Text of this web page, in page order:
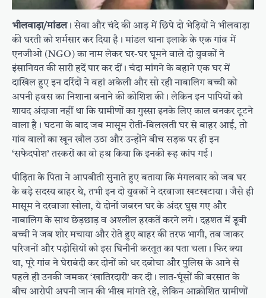
भीलवाड़ा/मांडल। सेवा और चंदे की आड़ में छिपे दो भेड़ियों ने भीलवाड़ा
की धरती को शर्मसार कर दिया है। मांडल थाना इलाके के एक गांव में
एनजीओ (NGO) का नाम लेकर घर-घर घूमने वाले दो युवकों ने
इंसानियत की सारी हदें पार कर दीं। चंदा मांगने के बहाने एक घर में
दाखिल हुए इन दरिंदों ने वहां अकेली और सो रही नाबालिग बच्ची को
अपनी हवस का निशाना बनाने की कोशिश की। लेकिन इन पापियों को
शायद अंदाजा नहीं था कि ग्रामीणों का गुस्सा इनके लिए काल बनकर टूटने
वाला है। घटना के बाद जब मासूम रोती-बिलखती घर से बाहर आई, तो
गांव वालों का खून खौल उठा और उन्होंने बीच सड़क पर ही इन
‘सफेदपोश’ तस्करों का वो हश्र किया कि इनकी रूह कांप गई।
पीड़िता के पिता ने आपबीती सुनाते हुए बताया कि मंगलवार को जब घर
के बड़े सदस्य बाहर थे, तभी इन दो युवकों ने दरवाजा खटखटाया। जैसे ही
मासूम ने दरवाजा खोला, ये दोनों जबरन घर के अंदर घुस गए और
नाबालिग के साथ छेड़छाड़ व अश्लील हरकतें करने लगे। दहशत में डूबी
बच्ची ने जब शोर मचाया और रोते हुए बाहर की तरफ भागी, तब जाकर
परिजनों और पड़ोसियों को इस घिनौनी करतूत का पता चला। फिर क्या
था, पूरे गांव ने घेराबंदी कर दोनों को धर दबोचा और पुलिस के आने से
पहले ही उनकी जमकर ‘खातिरदारी’ कर दी। लात-घूंसों की बरसात के
बीच आरोपी अपनी जान की भीख मांगते रहे, लेकिन आक्रोशित ग्रामीणों